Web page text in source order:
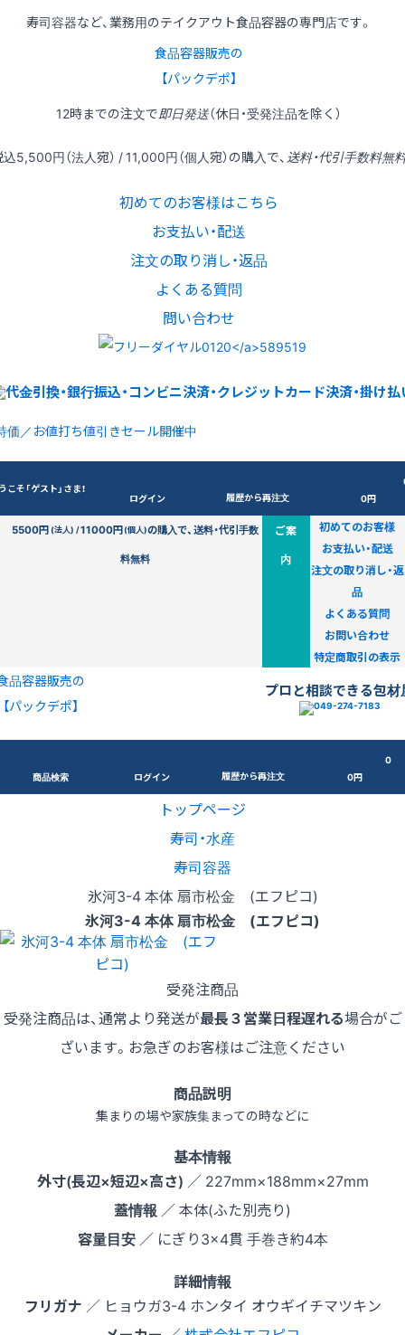
寿司容器など、業務用のテイクアウト食品容器の専門店です。
食品容器販売の
【パックデポ】
12時までの注文で即日発送（休日・受発注品を除く）
込5,500円（法人宛） / 11,000円（個人宛）の購入で、 送料・代引手数料無
初めてのお客様はこちら
お支払い・配送
注文の取り消し・返品
よくある質問
問い合わせ
価／お値打ち値引きセール開催中
こそ「ゲスト」さま！
ログイン 履歴から再注文
0円
5500円(法人) /11000円(個人)の購入で、送料・代引手数
料無料
ご案
内
初めてのお客様
お支払い・配送
注文の取り消し・返
品
よくある質問
お問い合わせ
特定商取引の表示
品容器販売の
【パックデポ】
プロと相談できる包材
商品検索 ログイン 履歴から再注文
0
0円
トップページ
寿司・水産
寿司容器
氷河3-4 本体 扇市松金 (エフピコ)
氷河3-4 本体 扇市松金 (エフピコ)
受発注商品
受発注商品は、通常より発送が最長３営業日程遅れる場合がご
ざいます。お急ぎのお客様はご注意ください
商品説明
集まりの場や家族集まっての時などに
基本情報
外寸(長辺×短辺×高さ) ／ 227mm×188mm×27mm
蓋情報 ／ 本体(ふた別売り)
容量目安／ にぎり3×4貫 手巻き約4本
詳細情報
フリガナ ／ ヒョウガ3-4 ホンタイ オウギイチマツキン